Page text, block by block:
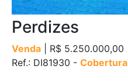
Perdizes
Venda | R$ 5.250.000,00
Ref.: DI81930 - Cobertura